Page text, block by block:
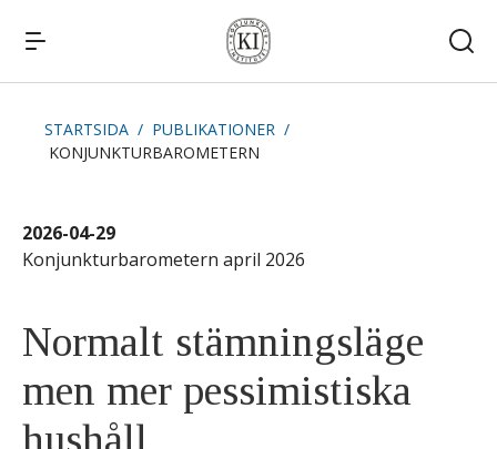
Snabblänkar
Remissvar
STARTSIDA
PUBLIKATIONER
KONJUNKTURBAROMETERN
2026-04-29
Konjunkturbarometern april 2026
Normalt stämningsläge
men mer pessimistiska
hushåll